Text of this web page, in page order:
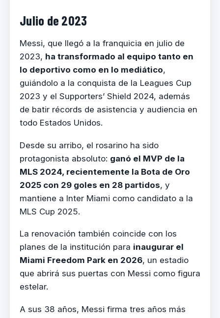
Julio de 2023
Messi, que llegó a la franquicia en julio de
2023, ha transformado al equipo tanto en
lo deportivo como en lo mediático,
guiándolo a la conquista de la Leagues Cup
2023 y el Supporters’ Shield 2024, además
de batir récords de asistencia y audiencia en
todo Estados Unidos.
Desde su arribo, el rosarino ha sido
protagonista absoluto: ganó el MVP de la
MLS 2024, recientemente la Bota de Oro
2025 con 29 goles en 28 partidos, y
mantiene a Inter Miami como candidato a la
MLS Cup 2025.
La renovación también coincide con los
planes de la institución para inaugurar el
Miami Freedom Park en 2026, un estadio
que abrirá sus puertas con Messi como figura
estelar.
A sus 38 años, Messi firma tres años más